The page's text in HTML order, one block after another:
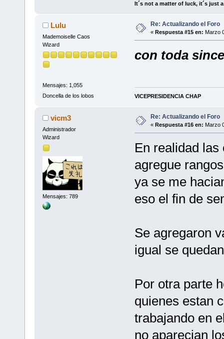
It´s not a matter of luck, it´s just
Lulu
Mademoiselle Caos
Wizard
Mensajes: 1,055
Doncella de los lobos
Re: Actualizando el Foro
« Respuesta #15 en: Marzo
con toda
VICEPRESIDENCIA CHAP
vicm3
Administrador
Wizard
Mensajes: 789
Re: Actualizando el Foro
« Respuesta #16 en: Marzo
En realidad
agregue
ya se me
eso el fin de
Se agregaron
igual se
Por otra parte
quienes estan
trabajando en
no aparecian